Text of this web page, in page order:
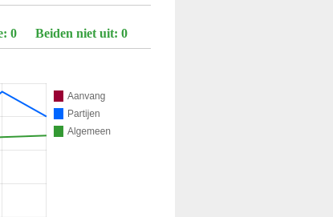
0 Beiden niet uit: 0